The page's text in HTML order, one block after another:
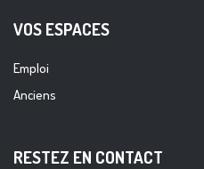
VOS ESPACES
Emploi
Anciens
RESTEZ EN CONTACT